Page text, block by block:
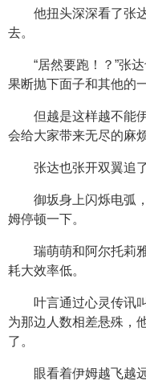
他扭头深深看了张
去。
“居然要跑！？”张
果断抛下面子和其他的
但越是这样越不能
会给大家带来无尽的麻烦
张达也张开双翼追
御坂身上闪烁电弧
姆停顿一下。
瑞萌萌和阿尔托莉
耗大效率低。
叶言通过心灵传讯
为那边人数相差悬殊，
了。
眼看着伊姆越飞越